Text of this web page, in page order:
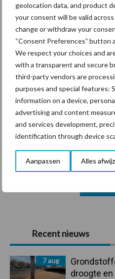
geolocation data, and product
your consent will be valid
change or withdraw your
“Consent Preferences”
We respect your choices and
with a transparent and secure
third-party vendors are
purposes and special features:
information on a device,
advertising and content
and services development,
identification through device
Aanpassen Alles
Primaire
Sidebar
Recent nieuws
7 aug
droogte
Themapagina's
Diergezondheid
Bedrijfsnieuws